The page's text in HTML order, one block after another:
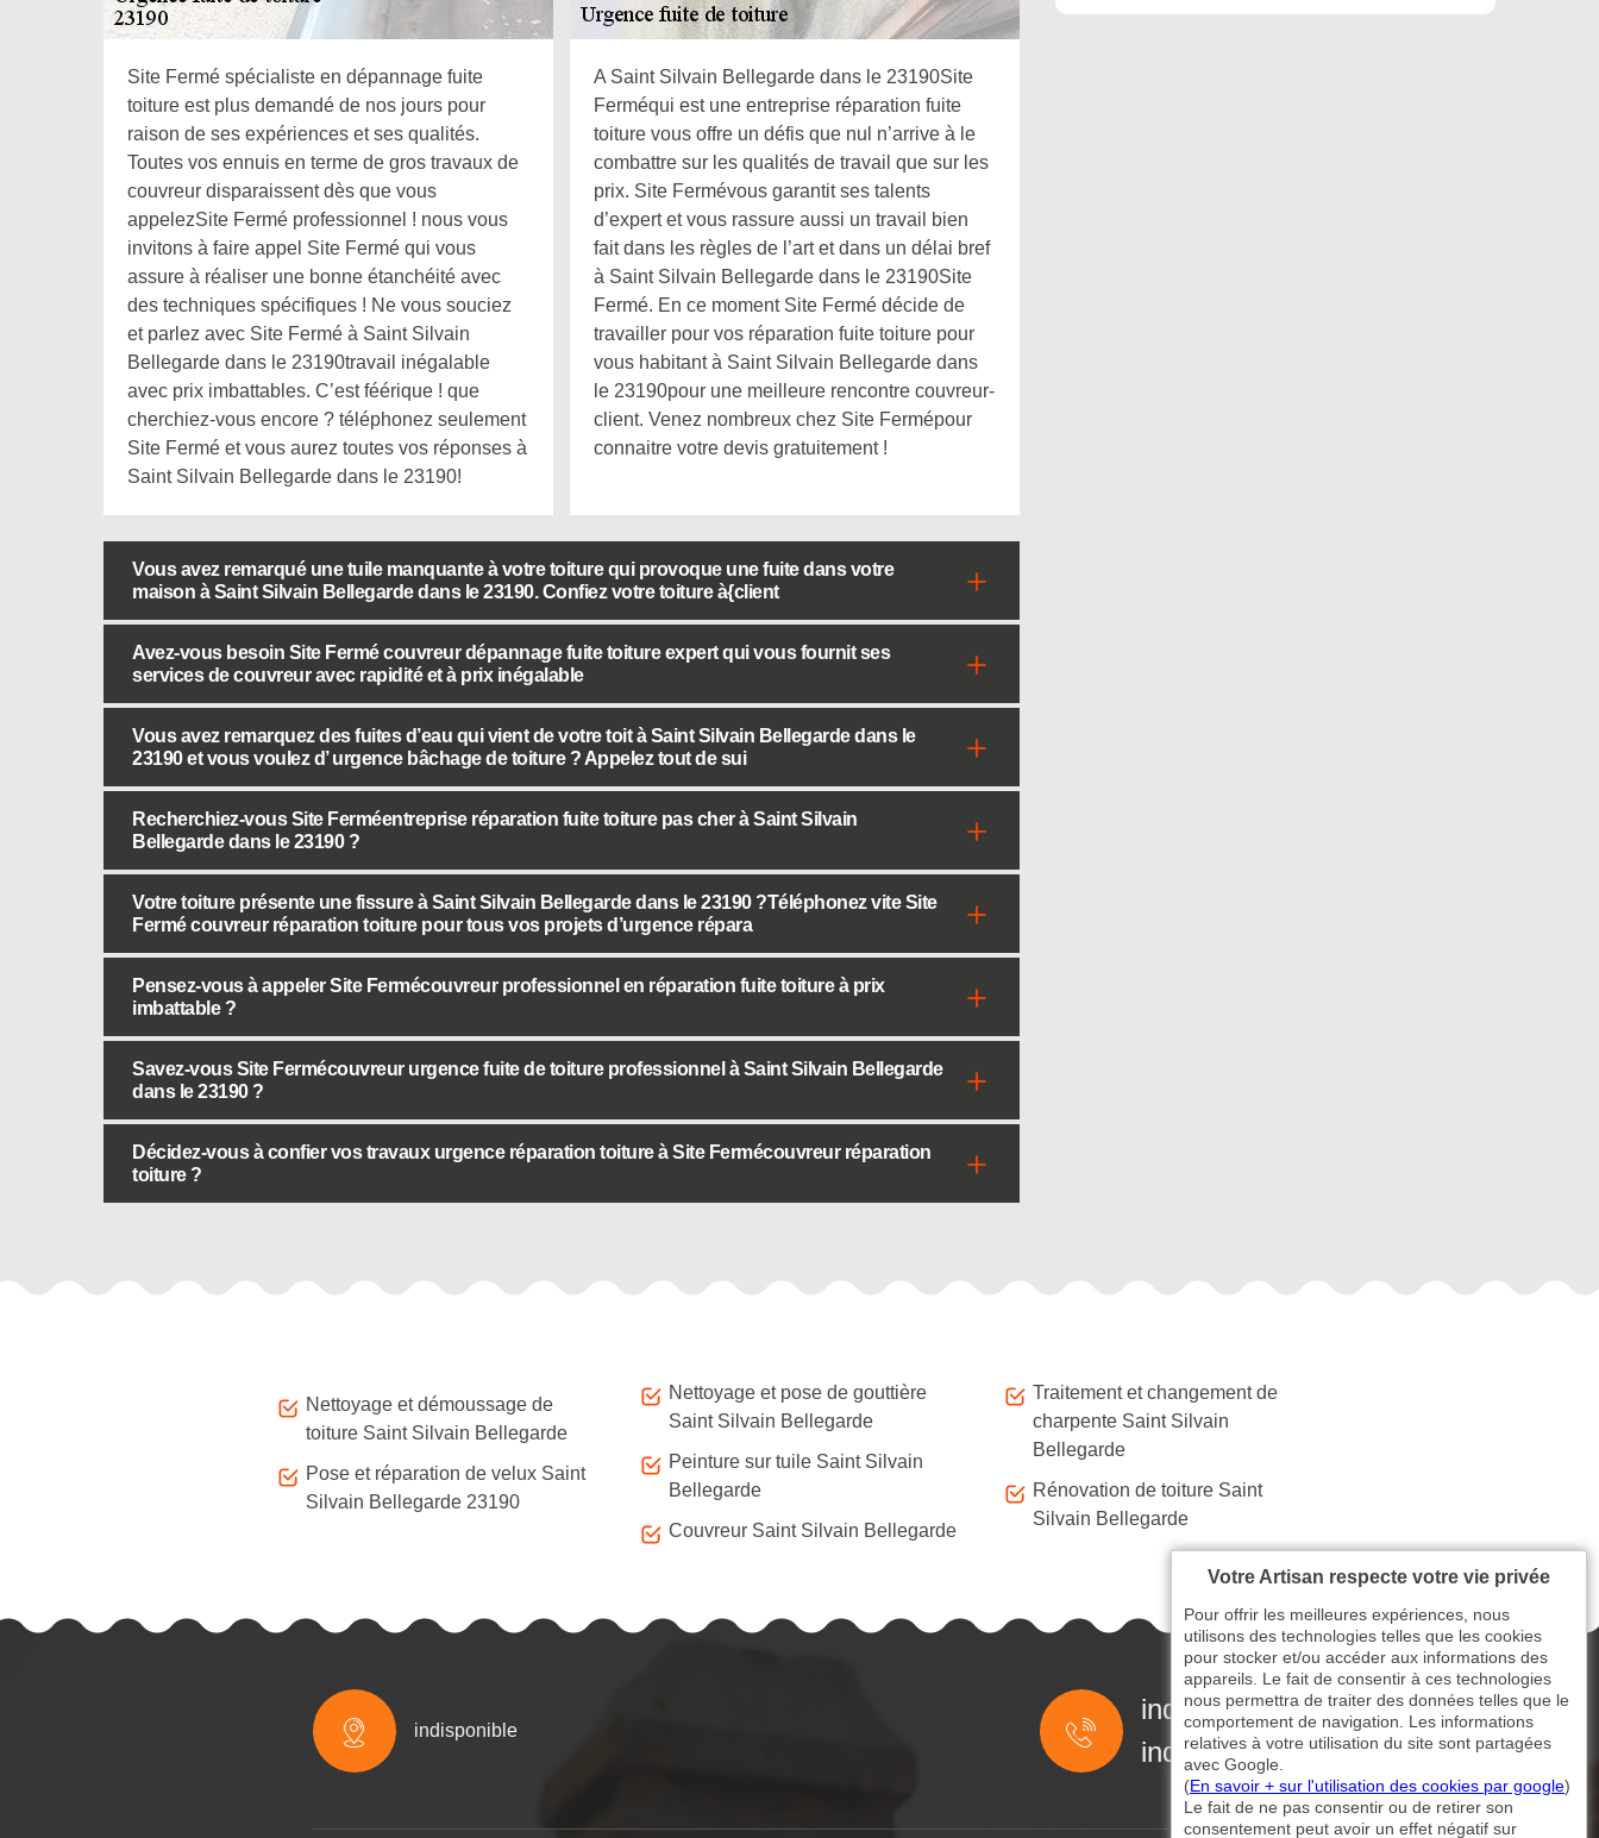
Site Fermé spécialiste en dépannage fuite
toiture est plus demandé de nos jours pour
raison de ses expériences et ses qualités.
Toutes vos ennuis en terme de gros travaux de
couvreur disparaissent dès que vous
appelezSite Fermé professionnel ! nous vous
invitons à faire appel Site Fermé qui vous
assure à réaliser une bonne étanchéité avec
des techniques spécifiques ! Ne vous souciez
et parlez avec Site Fermé à Saint Silvain
Bellegarde dans le 23190travail inégalable
avec prix imbattables. C’est féérique ! que
cherchiez-vous encore ? téléphonez seulement
Site Fermé et vous aurez toutes vos réponses à
Saint Silvain Bellegarde dans le 23190!
A Saint Silvain Bellegarde dans le 23190Site
Ferméqui est une entreprise réparation fuite
toiture vous offre un défis que nul n’arrive à le
combattre sur les qualités de travail que sur les
prix. Site Fermévous garantit ses talents
d’expert et vous rassure aussi un travail bien
fait dans les règles de l’art et dans un délai bref
à Saint Silvain Bellegarde dans le 23190Site
Fermé. En ce moment Site Fermé décide de
travailler pour vos réparation fuite toiture pour
vous habitant à Saint Silvain Bellegarde dans
le 23190pour une meilleure rencontre couvreur-
client. Venez nombreux chez Site Fermépour
connaitre votre devis gratuitement !
Vous avez remarqué une tuile manquante à votre toiture qui provoque une fuite dans votre
maison à Saint Silvain Bellegarde dans le 23190. Confiez votre toiture à{client
Avez-vous besoin Site Fermé couvreur dépannage fuite toiture expert qui vous fournit ses
services de couvreur avec rapidité et à prix inégalable
Vous avez remarquez des fuites d’eau qui vient de votre toit à Saint Silvain Bellegarde dans le
23190 et vous voulez d’ urgence bâchage de toiture ? Appelez tout de sui
Recherchiez-vous Site Ferméentreprise réparation fuite toiture pas cher à Saint Silvain
Bellegarde dans le 23190 ?
Votre toiture présente une fissure à Saint Silvain Bellegarde dans le 23190 ?Téléphonez vite Site
Fermé couvreur réparation toiture pour tous vos projets d’urgence répara
Pensez-vous à appeler Site Fermécouvreur professionnel en réparation fuite toiture à prix
imbattable ?
Savez-vous Site Fermécouvreur urgence fuite de toiture professionnel à Saint Silvain Bellegarde
dans le 23190 ?
Décidez-vous à confier vos travaux urgence réparation toiture à Site Fermécouvreur réparation
toiture ?
Nettoyage et démoussage de
toiture Saint Silvain Bellegarde
Pose et réparation de velux Saint
Silvain Bellegarde 23190
Nettoyage et pose de gouttière
Saint Silvain Bellegarde
Peinture sur tuile Saint Silvain
Bellegarde
Couvreur Saint Silvain Bellegarde
Traitement et changement de
charpente Saint Silvain
Bellegarde
Rénovation de toiture Saint
Silvain Bellegarde
indisponible
indisponible
indisponible
Votre Artisan respecte votre vie privée
Pour offrir les meilleures expériences, nous
utilisons des technologies telles que les cookies
pour stocker et/ou accéder aux informations des
appareils. Le fait de consentir à ces technologies
nous permettra de traiter des données telles que le
comportement de navigation. Les informations
relatives à votre utilisation du site sont partagées
avec Google.
(En savoir + sur l'utilisation des cookies par google)
Le fait de ne pas consentir ou de retirer son
consentement peut avoir un effet négatif sur